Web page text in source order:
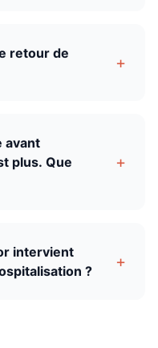
retour de
+
avant
plus. Que
+
intervient
?
+